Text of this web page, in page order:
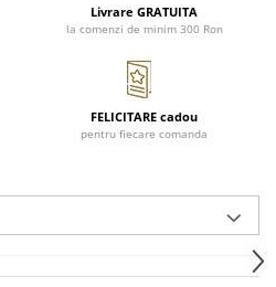
Livrare GRATUITA
la comenzi de minim 300 Ron
FELICITARE cadou
pentru fiecare comanda